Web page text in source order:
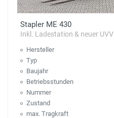
Stapler ME 430
Inkl. Ladestation & neuer UVV
Hersteller
Typ
Baujahr
Betriebsstunden
Nummer
Zustand
max. Tragkraft